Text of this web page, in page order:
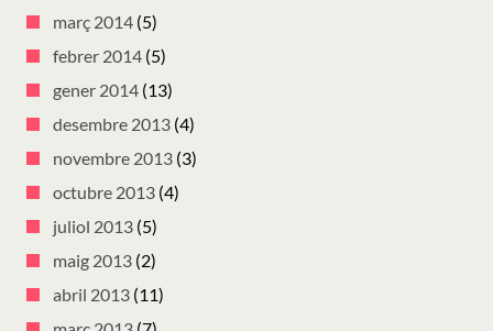
març 2014 (5)
febrer 2014 (5)
gener 2014 (13)
desembre 2013 (4)
novembre 2013 (3)
octubre 2013 (4)
juliol 2013 (5)
maig 2013 (2)
abril 2013 (11)